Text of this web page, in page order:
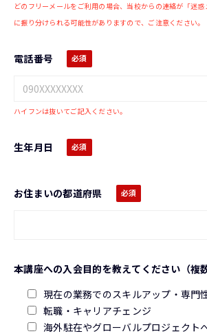
どのフリーメールをご利用の場合、当校からの連絡が「迷
に振り分けられる可能性がありますので、ご注意ください。
電話番号
ハイフンは抜いてご記入ください。
生年月日
お住まいの都道府県
本講座への入会目的を教えてください（複
現在の業務でのスキルアップ・専門
転職・キャリアチェンジ
海外駐在やグローバルプロジェクト